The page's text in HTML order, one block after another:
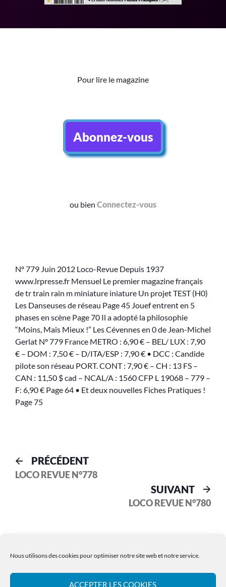
Nous utilisons des cookies pour optimiser notre site web et notre service.
ACCEPTER LES COOKIES
Pour lire le magazine
Abonnez-vous
ou bien Connectez-vous
Nº 779 Juin 2012 Loco-Revue Depuis 1937
www.lrpresse.fr Mensuel Le premier magazine français
de tr train rain m miniature iniature Un projet TEST (H0)
Les Danseuses de réseau Page 45 Jouef entrent en 5
phases en scène Page 70 Il a adopté la philosophie
“Moins, Mais Mieux !” Les Cévennes en 0 de Jean-Michel
Gerlat Nº 779 France METRO : 6,90 € – BEL/ LUX : 7,90
€ – DOM : 7,50 € – D/ITA/ESP : 7,90 € • DCC : Candide
pilote son réseau PORT. CONT : 7,90 € – CH : 13 FS –
CAN : 11,50 $ cad – NCAL/A : 1560 CFP L 19068 – 779 –
F: 6,90 € Page 64 • Et deux nouvelles Fiches Pratiques !
Page 75
PRÉCÉDENT
LOCO REVUE N°778
SUIVANT
LOCO REVUE N°780